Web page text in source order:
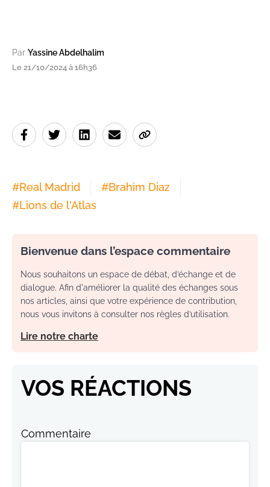
Par Yassine Abdelhalim
Le 21/10/2024 à 16h36
#Real Madrid #Brahim Diaz
#Lions de l'Atlas
Bienvenue dans l’espace commentaire
Nous souhaitons un espace de débat, d’échange et de
dialogue. Afin d'améliorer la qualité des échanges sous
nos articles, ainsi que votre expérience de contribution,
nous vous invitons à consulter nos règles d’utilisation.
Lire notre charte
VOS RÉACTIONS
Commentaire